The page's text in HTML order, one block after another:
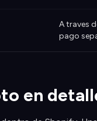
A traves
pago
en